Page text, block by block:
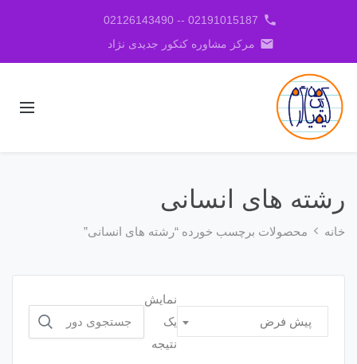
phone
02191015187 -- 02126143490
email مرکز مشاوره کنکور جدیدی نژاد
رشته های انسانی
خانه محصولات برچسب خورده “رشته های انسانی”
پیش فرض
نمایش
یک
نتیجه برای: